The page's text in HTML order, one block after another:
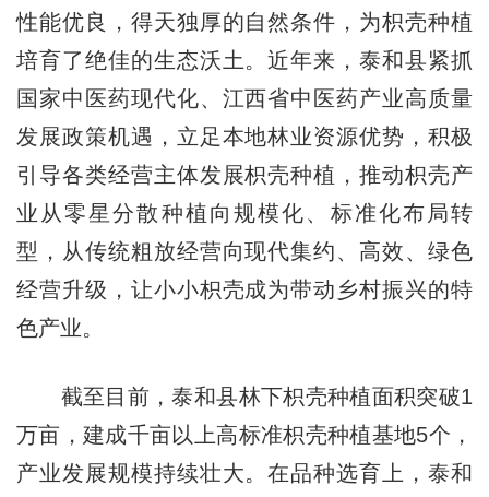
性能优良，得天独厚的自然条件，为枳壳种植
培育了绝佳的生态沃土。近年来，泰和县紧抓
国家中医药现代化、江西省中医药产业高质量
发展政策机遇，立足本地林业资源优势，积极
引导各类经营主体发展枳壳种植，推动枳壳产
业从零星分散种植向规模化、标准化布局转
型，从传统粗放经营向现代集约、高效、绿色
经营升级，让小小枳壳成为带动乡村振兴的特
色产业。
截至目前，泰和县林下枳壳种植面积突破1
万亩，建成千亩以上高标准枳壳种植基地5个，
产业发展规模持续壮大。在品种选育上，泰和